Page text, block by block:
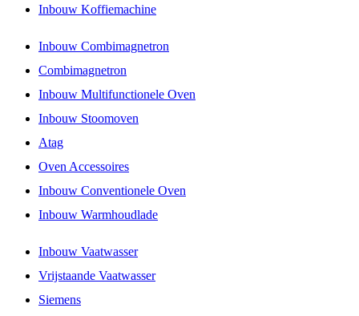
Inbouw Koffiemachine
Inbouw Combimagnetron
Combimagnetron
Inbouw Multifunctionele Oven
Inbouw Stoomoven
Atag
Oven Accessoires
Inbouw Conventionele Oven
Inbouw Warmhoudlade
Inbouw Vaatwasser
Vrijstaande Vaatwasser
Siemens